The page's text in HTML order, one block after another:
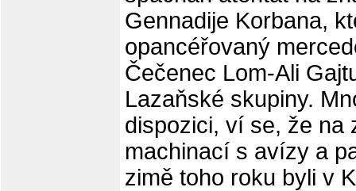
Gennadije Korbana,
opancéřovaný
Čečenec Lom-Ali
Lazaňské skupiny.
dispozici, ví se, že na
machinací s avízy a
zimě toho roku byli v